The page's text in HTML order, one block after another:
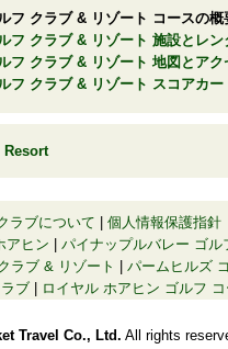
フ クラブ & リゾート コースの概
フ クラブ & リゾート 施設とレン
フ クラブ & リゾート 地図とアク
フ クラブ & リゾート スコアカー
Resort
ラブについて
個人情報保護指針
アヒン
パイナップルバレー ゴル
ラブ & リゾート
パームヒルズ
ブ
ロイヤル ホアヒン ゴルフ
Travel Co., Ltd. All rights